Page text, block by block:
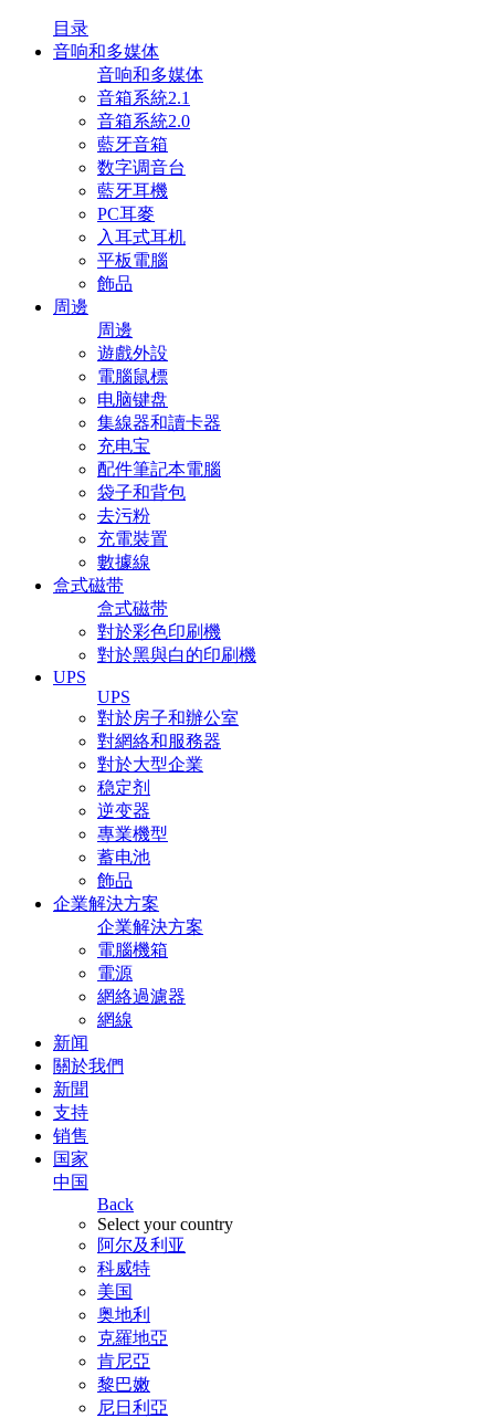
目录
音响和多媒体
音响和多媒体
音箱系統2.1
音箱系統2.0
藍牙音箱
数字调音台
藍牙耳機
PC耳麥
入耳式耳机
平板電腦
飾品
周邊
周邊
遊戲外設
電腦鼠標
电脑键盘
集線器和讀卡器
充电宝
配件筆記本電腦
袋子和背包
去污粉
充電裝置
數據線
盒式磁带
盒式磁带
對於彩色印刷機
對於黑與白的印刷機
UPS
UPS
對於房子和辦公室
對網絡和服務器
對於大型企業
稳定剂
逆变器
專業機型
蓄电池
飾品
企業解決方案
企業解決方案
電腦機箱
電源
網絡過濾器
網線
新闻
關於我們
新聞
支持
销售
国家
中国
Back
Select your country
阿尔及利亚
科威特
美国
奥地利
克羅地亞
肯尼亞
黎巴嫩
尼日利亞